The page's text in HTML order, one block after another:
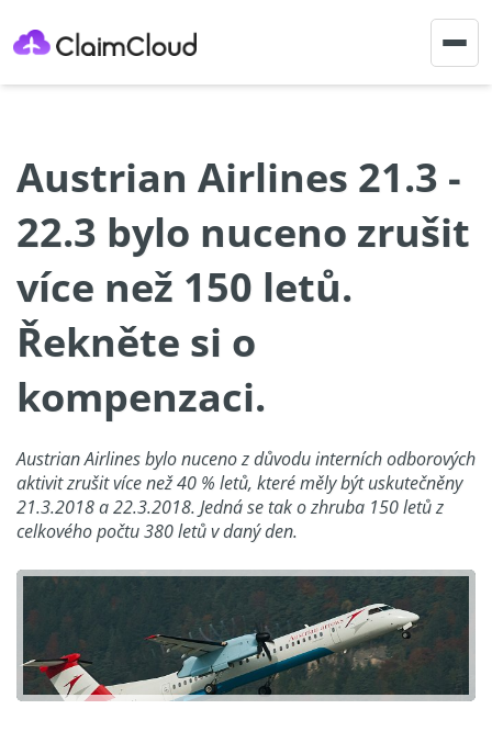
Austrian Airlines 21.3 -
22.3 bylo nuceno zrušit
více než 150 letů.
Řekněte si o
kompenzaci.
Austrian Airlines bylo nuceno z důvodu interních odborových
aktivit zrušit více než 40 % letů, které měly být uskutečněny
21.3.2018 a 22.3.2018. Jedná se tak o zhruba 150 letů z
celkového počtu 380 letů v daný den.